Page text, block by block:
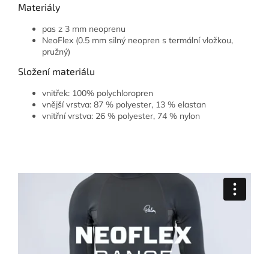
Materiály
pas z 3 mm neoprenu
NeoFlex (0.5 mm silný neopren s termální vložkou,
pružný)
Složení materiálu
vnitřek: 100% polychloropren
vnější vrstva: 87 % polyester, 13 % elastan
vnitřní vrstva: 26 % polyester, 74 % nylon